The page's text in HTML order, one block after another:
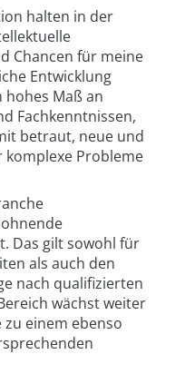
halten in der
Chancen für meine
Entwicklung
Maß an
Fachkenntnissen,
betraut, neue und
komplexe Probleme
Das gilt sowohl für
als auch den
nach qualifizierten
wächst weiter
einem ebenso